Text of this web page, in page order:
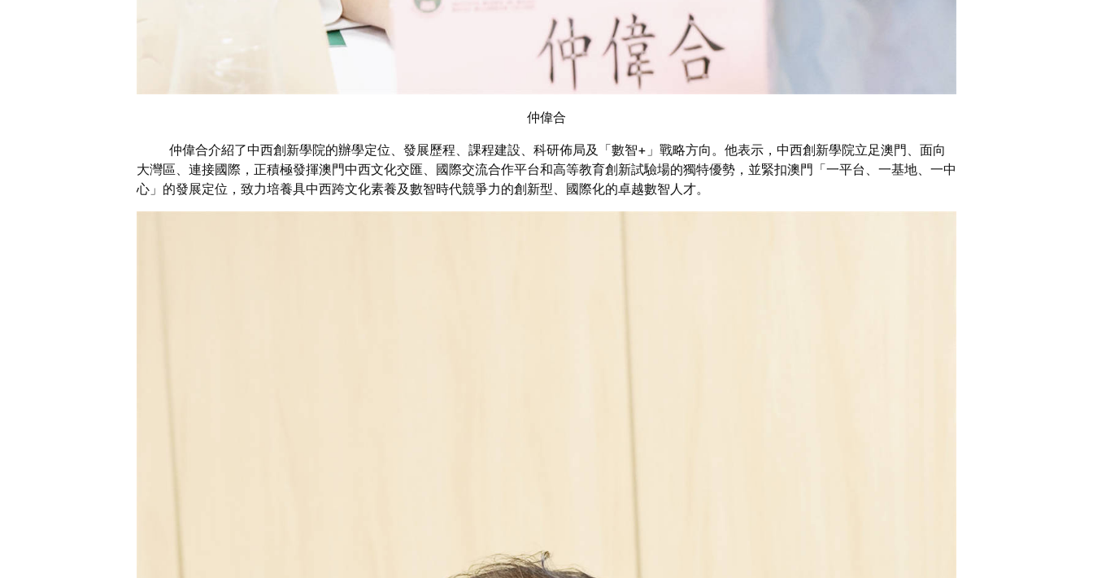
仲偉合
仲偉合介紹了中西創新學院的辦學定位、發展歷程、課程建設、科研佈局及「數智+」戰略方向。他表示，中西創新學院立足澳門、面向
大灣區、連接國際，正積極發揮澳門中西文化交匯、國際交流合作平台和高等教育創新試驗場的獨特優勢，並緊扣澳門「一平台、一基地、一中
心」的發展定位，致力培養具中西跨文化素養及數智時代競爭力的創新型、國際化的卓越數智人才。